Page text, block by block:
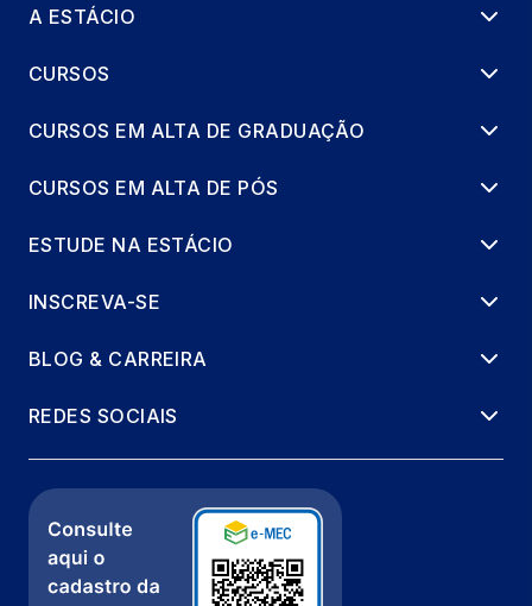
A ESTÁCIO
CURSOS
CURSOS EM ALTA DE GRADUAÇÃO
CURSOS EM ALTA DE PÓS
ESTUDE NA ESTÁCIO
INSCREVA-SE
BLOG & CARREIRA
REDES SOCIAIS